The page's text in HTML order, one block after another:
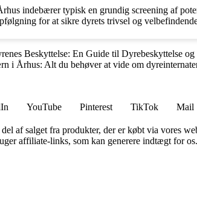
indebærer typisk en grundig screening af
for at sikre dyrets trivsel og
Beskyttelse: En Guide til Dyrebeskyttelse
i Århus: Alt du behøver at vide om
YouTube Pinterest TikTok Mail
af salget fra produkter, der er købt via vores
affiliate-links, som kan generere indtægt for